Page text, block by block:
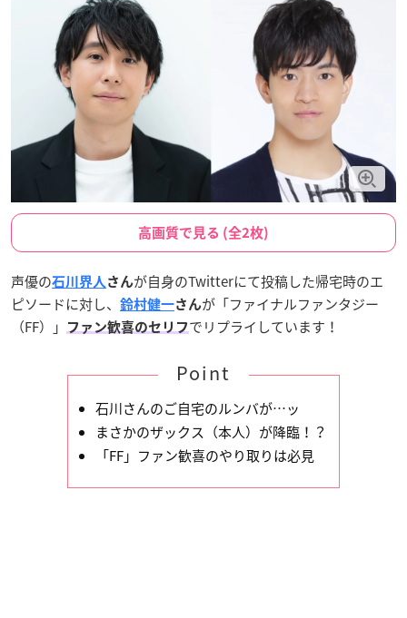
高画質で見る (全2枚)
声優の石川界人 さんが自身のTwitterにて投稿した帰宅時のエ
ピソードに対し、
鈴村健一さんが「ファイナルファンタジー
（FF）」
ファン歓喜のセリフでリプライしています！
Point
石川さんのご自宅のルンバが…ッ
まさかのザックス（本人）が降臨！？
「FF」ファン歓喜のやり取りは必見